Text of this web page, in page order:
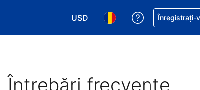
USD
Alegeţi moneda. Moneda actuală
Alegeți limba. Limba
Primiți
Înregistrați-
Întrebări frecvente